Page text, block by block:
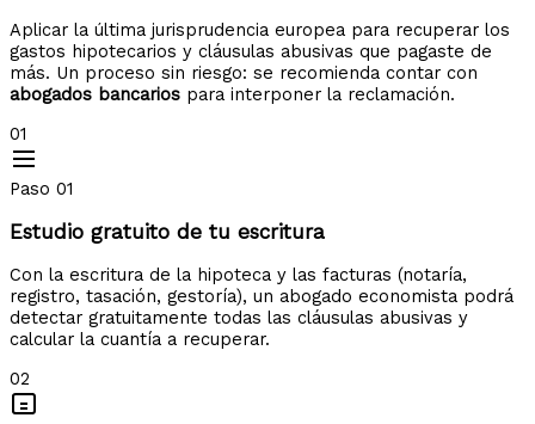
Aplicar la última jurisprudencia europea para recuperar los
gastos hipotecarios y cláusulas abusivas que pagaste de
más. Un proceso sin riesgo: se recomienda contar con
abogados bancarios para interponer la reclamación.
01
Paso 01
Estudio gratuito de tu escritura
Con la escritura de la hipoteca y las facturas (notaría,
registro, tasación, gestoría), un abogado economista podrá
detectar gratuitamente todas las cláusulas abusivas y
calcular la cuantía a recuperar.
02